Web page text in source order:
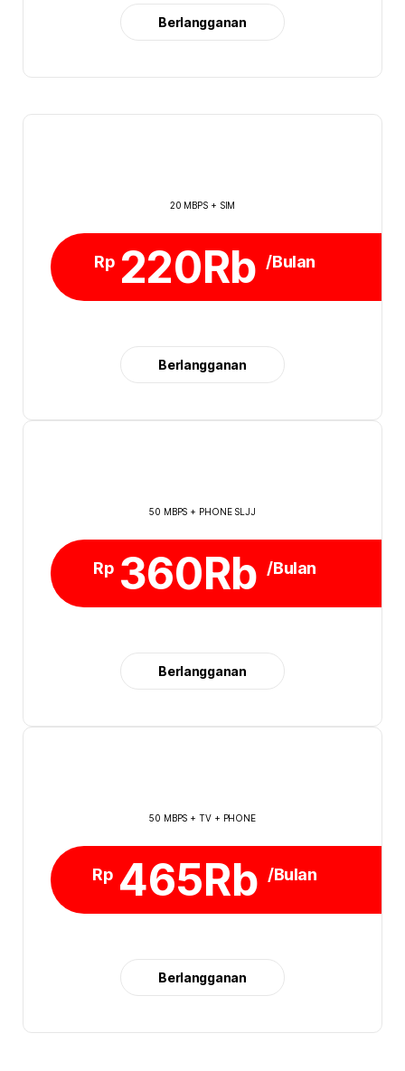
Berlangganan
20 MBPS + SIM
Rp 220Rb /Bulan
Berlangganan
50 MBPS + PHONE SLJJ
Rp 360Rb /Bulan
Berlangganan
50 MBPS + TV + PHONE
Rp 465Rb /Bulan
Berlangganan